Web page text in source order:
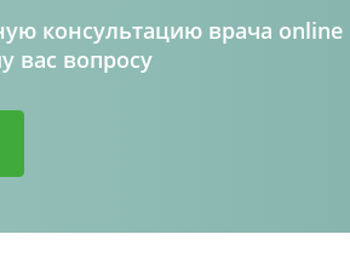
консультацию врача online
вас вопросу